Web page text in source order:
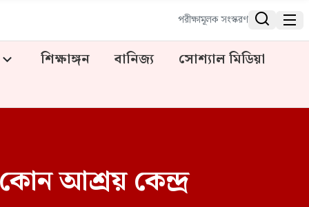
পরীক্ষামূলক সংস্করণ  
শিক্ষাঙ্গন বানিজ্য
সোশ্যাল মিডিয়া
আশ্রয় কেন্দ্র